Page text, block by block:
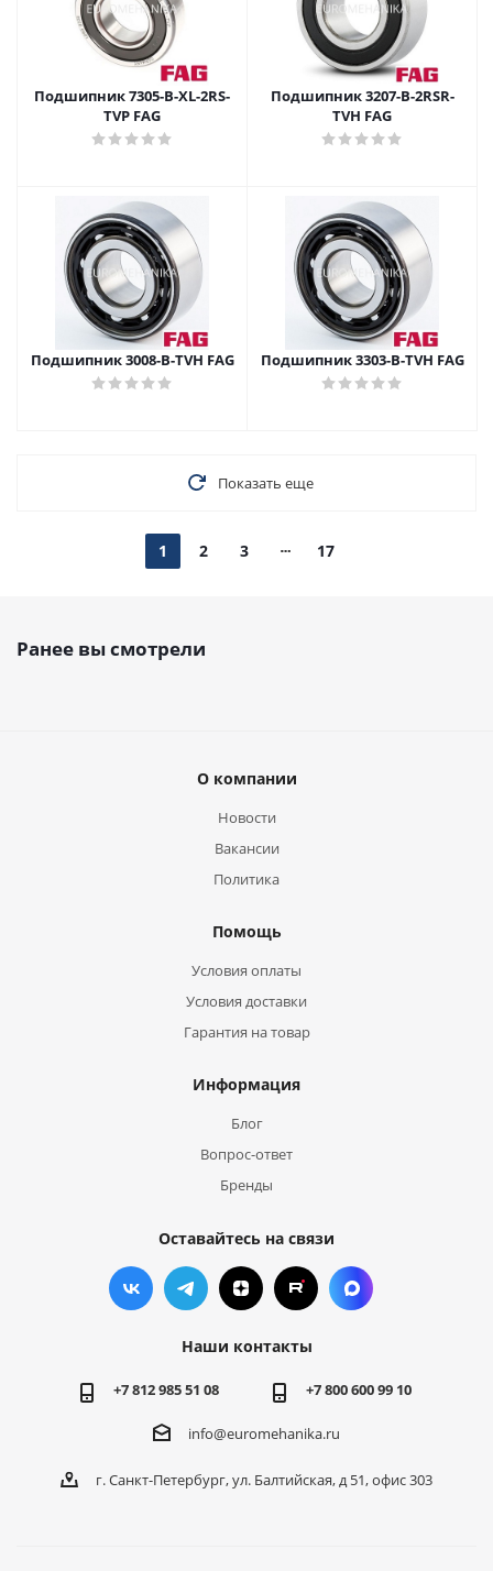
Подшипник 7305-B-XL-2RS-
TVP FAG
Подшипник 3207-B-2RSR-
TVH FAG
Подшипник 3008-B-TVH FAG Подшипник 3303-B-TVH FAG
Показать еще
1 2 3 17
Ранее вы смотрели
О компании
Новости
Вакансии
Политика
Помощь
Условия оплаты
Условия доставки
Гарантия на товар
Информация
Блог
Вопрос-ответ
Бренды
Оставайтесь на связи
Наши контакты
+7 812 985 51 08 +7 800 600 99 10
info@euromehanika.ru
г. Санкт-Петербург, ул. Балтийская, д 51, офис 303